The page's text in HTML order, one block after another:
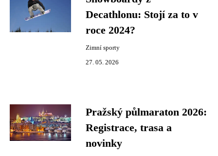
Decathlonu: Stojí za to v
roce 2024?
Zimní sporty
27. 05. 2026
Pražský půlmaraton 2026:
Registrace, trasa a
novinky